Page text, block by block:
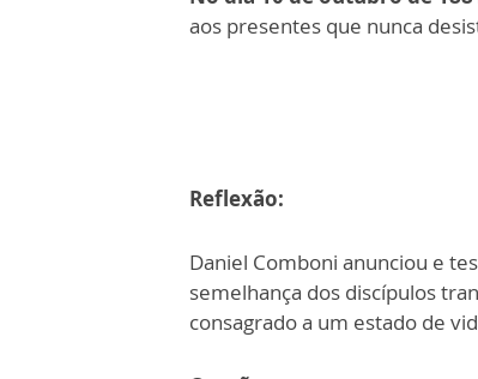
aos presentes que nunca
Reflexão:
Daniel Comboni anunciou e
semelhança dos discípulos
consagrado a um estado de